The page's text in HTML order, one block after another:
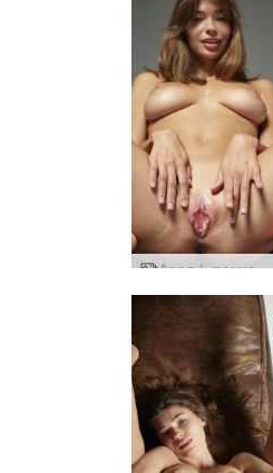
Anna L pouvoir rose